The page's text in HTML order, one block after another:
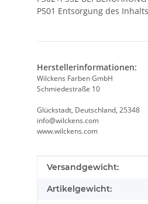
P501 Entsorgung des
Herstellerinformationen:
Wilckens Farben GmbH
Schmiedestraße 10
Glückstadt, Deutschland, 25348
info@wilckens.com
www.wilckens.com
Produkteigenschaft
Wert
Versandgewicht:
Artikelgewicht: